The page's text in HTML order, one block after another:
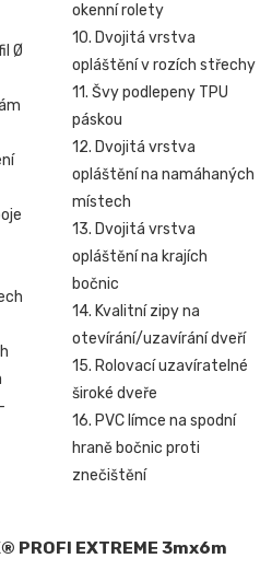
Ø
okenní rolety
10. Dvojitá vrstva
opláštění v rozích střechy
11. Švy podlepeny TPU
páskou
12. Dvojitá vrstva
opláštění na namáhaných
místech
13. Dvojitá vrstva
opláštění na krajích
bočnic
14. Kvalitní zipy na
otevírání/uzavírání dveří
15. Rolovací uzavíratelné
široké dveře
16. PVC límce na spodní
hraně bočnic proti
znečištění
EXTREME 3mx6m